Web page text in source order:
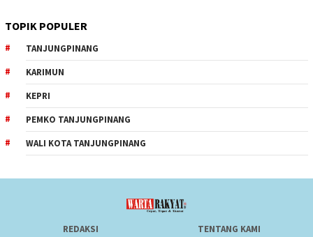
TOPIK POPULER
TANJUNGPINANG
KARIMUN
KEPRI
PEMKO TANJUNGPINANG
WALI KOTA TANJUNGPINANG
REDAKSI
TENTANG KAMI